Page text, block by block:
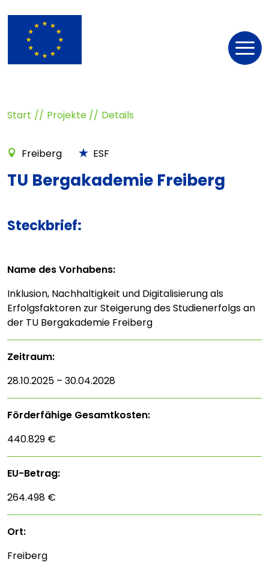
Start Projekte Details
Freiberg ESF
TU Bergakademie Freiberg
Steckbrief:
Name des Vorhabens:
Inklusion, Nachhaltigkeit und Digitalisierung als
Erfolgsfaktoren zur Steigerung des Studienerfolgs an
der TU Bergakademie Freiberg
Zeitraum:
28.10.2025 – 30.04.2028
Förderfähige Gesamtkosten:
440.829 €
EU-Betrag:
264.498 €
Ort:
Freiberg